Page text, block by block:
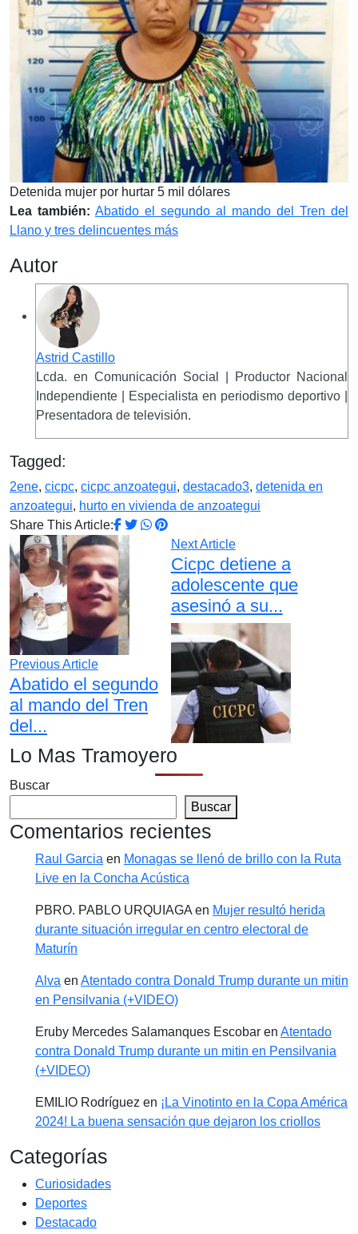
Detenida mujer por hurtar 5 mil dólares
Lea también: Abatido el segundo al mando del Tren del
Llano y tres delincuentes más
Autor
Astrid Castillo
Lcda. en Comunicación Social | Productor Nacional
Independiente | Especialista en periodismo deportivo |
Presentadora de televisión.
Tagged:
2ene, cicpc, cicpc anzoategui, destacado3, detenida en
anzoategui, hurto en vivienda de anzoategui
Share This Article:
Previous Article
Abatido el segundo
al mando del Tren
del...
Next Article
Cicpc detiene a
adolescente que
asesinó a su...
Lo Mas Tramoyero
Buscar
Buscar
Comentarios recientes
Raul Garcia en Monagas se llenó de brillo con la Ruta
Live en la Concha Acústica
PBRO. PABLO URQUIAGAen Mujer resultó herida
durante situación irregular en centro electoral de
Maturín
Alva en Atentado contra Donald Trump durante un mitin
en Pensilvania (+VIDEO)
Eruby Mercedes Salamanques Escobar en Atentado
contra Donald Trump durante un mitin en Pensilvania
(+VIDEO)
EMILIO Rodríguez en ¡La Vinotinto en la Copa América
2024! La buena sensación que dejaron los criollos
Categorías
Curiosidades
Deportes
Destacado